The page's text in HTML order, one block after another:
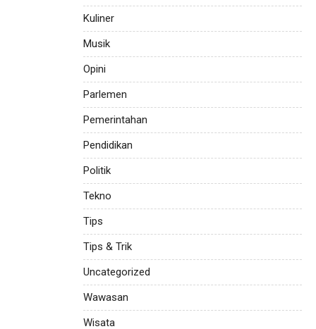
Kuliner
Musik
Opini
Parlemen
Pemerintahan
Pendidikan
Politik
Tekno
Tips
Tips & Trik
Uncategorized
Wawasan
Wisata